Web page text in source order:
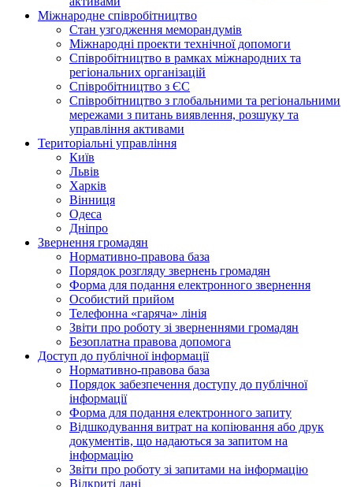
Міжнародне співробітництво
Стан узгодження меморандумів
Міжнародні проекти технічної допомоги
Співробітництво в рамках міжнародних та
регіональних організацій
Співробітництво з ЄС
Співробітництво з глобальними та регіональними
мережами з питань виявлення, розшуку та
управління активами
Територіальні управління
Київ
Львів
Харків
Вінниця
Одеса
Дніпро
Звернення громадян
Нормативно-правова база
Порядок розгляду звернень громадян
Форма для подання електронного звернення
Особистий прийом
Телефонна «гаряча» лінія
Звіти про роботу зі зверненнями громадян
Безоплатна правова допомога
Доступ до публічної інформації
Нормативно-правова база
Порядок забезпечення доступу до публічної
інформації
Форма для подання електронного запиту
Відшкодування витрат на копіювання або друк
документів, що надаються за запитом на
інформацію
Звіти про роботу зі запитами на інформацію
Відкриті дані